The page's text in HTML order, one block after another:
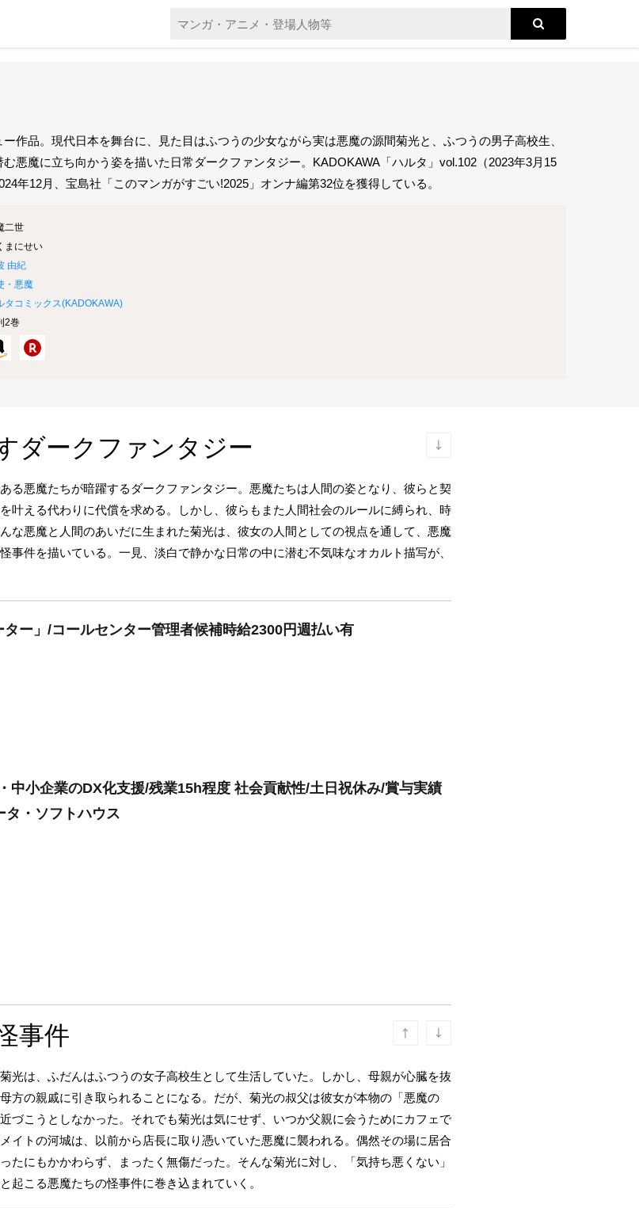
作品。現代日本を舞台に、見た目はふつうの少女ながら実は悪魔の源間菊光と、ふつうの男子高校生、
悪魔に立ち向かう姿を描いた日常ダークファンタジー。KADOKAWA「ハルタ」vol.102（2023年3月15
年12月、宝島社「このマンガがすごい!2025」オンナ編第32位を獲得している。
二世
まにせい
由紀
・悪魔
タコミックス(KADOKAWA)
2巻
ダークファンタジー
る悪魔たちが暗躍するダークファンタジー。悪魔たちは人間の姿となり、彼らと契
叶える代わりに代償を求める。しかし、彼らもまた人間社会のルールに縛られ、時
な悪魔と人間のあいだに生まれた菊光は、彼女の人間としての視点を通して、悪魔
事件を描いている。一見、淡白で静かな日常の中に潜む不気味なオカルト描写が、
ー」/コールセンター管理者候補時給2300円週払い有
中小企業のDX化支援/残業15h程度 社会貢献性/土日祝休み/賞与実績
タ・ソフトハウス
事件
光は、ふだんはふつうの女子高校生として生活していた。しかし、母親が心臓を抜
方の親戚に引き取られることになる。だが、菊光の叔父は彼女が本物の「悪魔の
づこうとしなかった。それでも菊光は気にせず、いつか父親に会うためにカフェで
イトの河城は、以前から店長に取り憑いていた悪魔に襲われる。偶然その場に居合
たにもかかわらず、まったく無傷だった。そんな菊光に対し、「気持ち悪くない」
起こる悪魔たちの怪事件に巻き込まれていく。